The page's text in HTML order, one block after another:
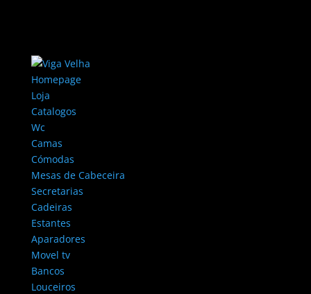
Homepage
Loja
Catalogos
Wc
Camas
Cómodas
Mesas de Cabeceira
Secretarias
Cadeiras
Estantes
Aparadores
Movel tv
Bancos
Louceiros